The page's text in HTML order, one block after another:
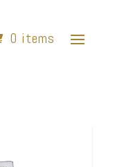
0 items